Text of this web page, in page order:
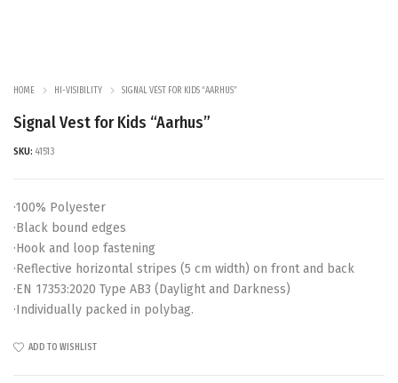
HOME HI-VISIBILITY SIGNAL VEST FOR KIDS “AARHUS”
Signal Vest for Kids “Aarhus”
SKU: 41513
·100% Polyester
·Black bound edges
·Hook and loop fastening
·Reflective horizontal stripes (5 cm width) on front and back
·EN 17353:2020 Type AB3 (Daylight and Darkness)
·Individually packed in polybag.
ADD TO WISHLIST